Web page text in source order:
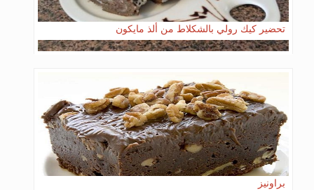
تحضير كيك رولي بالشكلاط من ألذ مايكون
براونيز